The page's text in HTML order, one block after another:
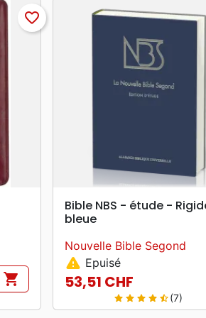
favorite_border
shopping_cart
searchAPERÇU RAPIDE
Bible NBS - étude -
bleue
Nouvelle Bible Segond
warning Epuisé
Prix
53,51 CHF
star star star star star_half(7)